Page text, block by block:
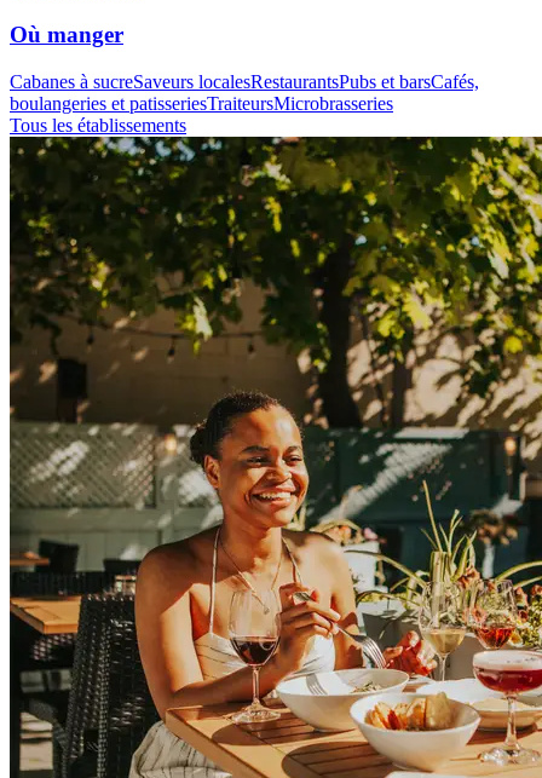
Où manger
Cabanes à sucreSaveurs localesRestaurantsPubs et barsCafés,
boulangeries et patisseriesTraiteursMicrobrasseries
Tous les établissements